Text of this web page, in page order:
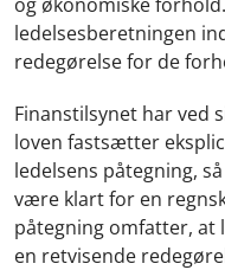
ledelsesberetningen
redegørelse for de
Finanstilsynet har ved
loven fastsætter
ledelsens påtegning,
være klart for en
påtegning omfatter, at
en retvisende